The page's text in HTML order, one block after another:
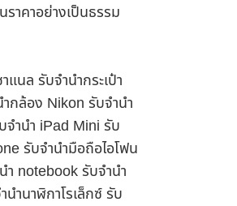
าคาอย่างเป็นธรรม
แนล รับจำนำกระเป๋า
กล้อง Nikon รับจำนำ
จำนำ iPad Mini รับ
รับจำนำมือถือไอโฟน
notebook รับจำนำ
ำนาฬิกาโรเล็กซ์ รับ